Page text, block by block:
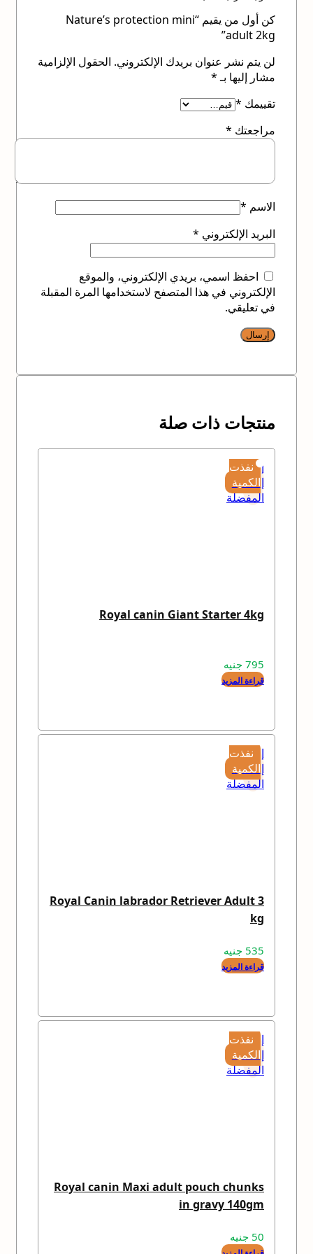
كن أول من يقيم “Nature’s protection mini
adult 2kg”
لن يتم نشر عنوان بريدك الإلكتروني. الحقول الإلزامية
مشار إليها بـ*
تقييمك *
مراجعتك *
الاسم *
البريد الإلكتروني *
احفظ اسمي، بريدي الإلكتروني، والموقع
الإلكتروني في هذا المتصفح لاستخدامها المرة المقبلة
في تعليقي.
منتجات ذات صلة
نفذت
الكمية
إضافة
إلى
المفضلة
Royal canin Giant Starter 4kg
795 جنيه
قراءة المزيد
نفذت
الكمية
إضافة
إلى
المفضلة
Royal Canin labrador Retriever Adult 3
kg
535 جنيه
قراءة المزيد
نفذت
الكمية
إضافة
إلى
المفضلة
Royal canin Maxi adult pouch chunks
in gravy 140gm
50 جنيه